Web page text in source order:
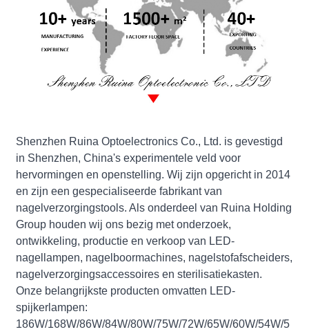
Shenzhen Ruina Optoelectronics Co., Ltd. is gevestigd
in Shenzhen, China's experimentele veld voor
hervormingen en openstelling. Wij zijn opgericht in 2014
en zijn een gespecialiseerde fabrikant van
nagelverzorgingstools. Als onderdeel van Ruina Holding
Group houden wij ons bezig met onderzoek,
ontwikkeling, productie en verkoop van LED-
nagellampen, nagelboormachines, nagelstofafscheiders,
nagelverzorgingsaccessoires en sterilisatiekasten.
Onze belangrijkste producten omvatten LED-
spijkerlampen:
186W/168W/86W/84W/80W/75W/72W/65W/60W/54W/5